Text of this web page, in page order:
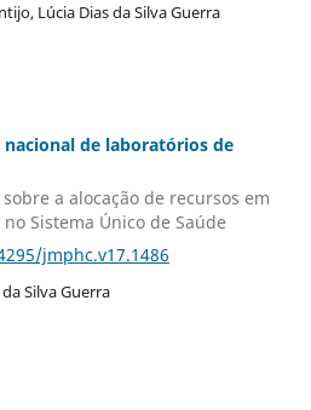
Lúcia Dias da Silva Guerra
de laboratórios de
a alocação de recursos em
Sistema Único de Saúde
jmphc.v17.1486
Silva Guerra